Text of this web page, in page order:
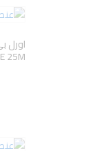
25M